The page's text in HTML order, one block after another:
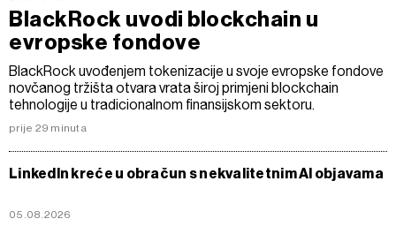
BlackRock uvodi blockchain u
evropske fondove
BlackRock uvođenjem tokenizacije u svoje evropske fondove
novčanog tržišta otvara vrata široj primjeni blockchain
tehnologije u tradicionalnom finansijskom sektoru.
prije 29 minuta
LinkedIn kreće u obračun s nekvalitetnim AI objavama
05.08.2026